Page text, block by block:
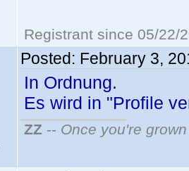
Registrant since 05/22/
Posted: February 3,
In Ordnung.
Es wird in "Profile
ZZ -- Once you're